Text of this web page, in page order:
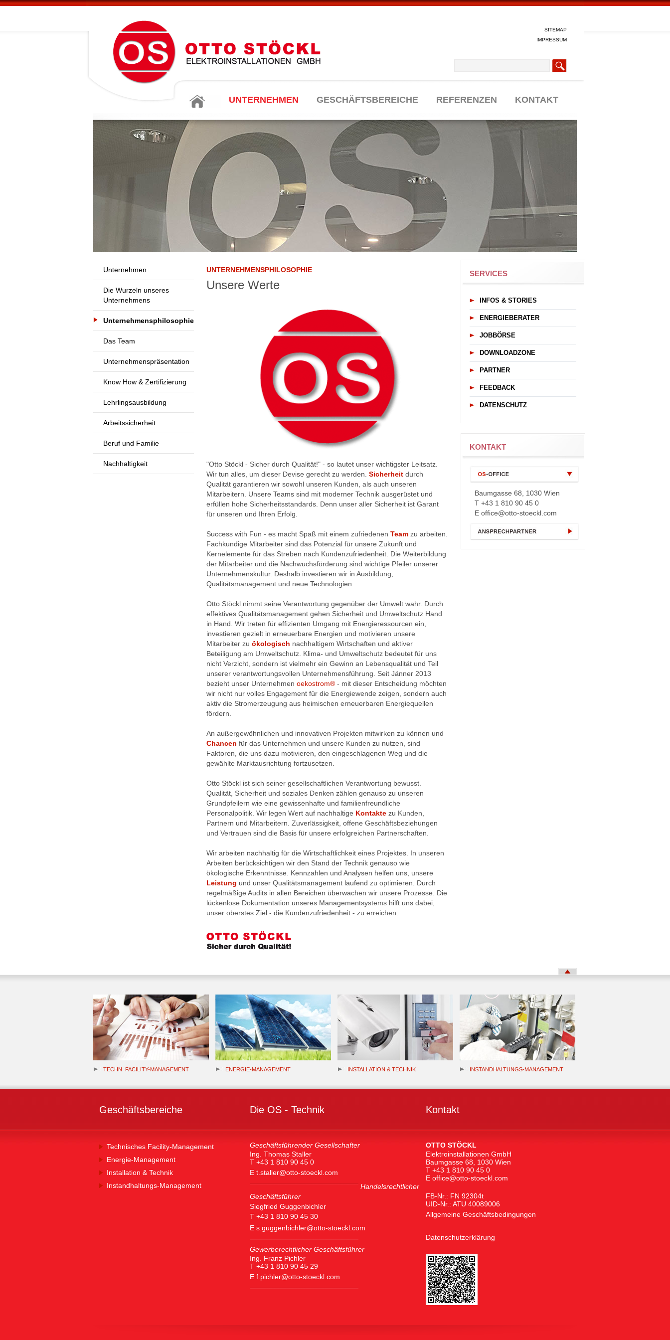
SITEMAP
IMPRESSUM
UNTERNEHMEN GESCHÄFTSBEREICHE REFERENZEN KONTAKT
Unternehmen
Die Wurzeln unseres
Unternehmens
Unternehmensphilosophie
Das Team
Unternehmenspräsentation
Know How & Zertifizierung
Lehrlingsausbildung
Arbeitssicherheit
Beruf und Familie
Nachhaltigkeit
UNTERNEHMENSPHILOSOPHIE
Unsere Werte
"Otto Stöckl - Sicher durch Qualität!" - so lautet unser wichtigster Leitsatz.
Wir tun alles, um dieser Devise gerecht zu werden. Sicherheit durch
Qualität garantieren wir sowohl unseren Kunden, als auch unseren
Mitarbeitern. Unsere Teams sind mit moderner Technik ausgerüstet und
erfüllen hohe Sicherheitsstandards. Denn unser aller Sicherheit ist Garant
für unseren und Ihren Erfolg.
Success with Fun - es macht Spaß mit einem zufriedenen Team zu arbeiten.
Fachkundige Mitarbeiter sind das Potenzial für unsere Zukunft und
Kernelemente für das Streben nach Kundenzufriedenheit. Die Weiterbildung
der Mitarbeiter und die Nachwuchsförderung sind wichtige Pfeiler unserer
Unternehmenskultur. Deshalb investieren wir in Ausbildung,
Qualitätsmanagement und neue Technologien.
Otto Stöckl nimmt seine Verantwortung gegenüber der Umwelt wahr. Durch
effektives Qualitätsmanagement gehen Sicherheit und Umweltschutz Hand
in Hand. Wir treten für effizienten Umgang mit Energieressourcen ein,
investieren gezielt in erneuerbare Energien und motivieren unsere
Mitarbeiter zu ökologisch nachhaltigem Wirtschaften und aktiver
Beteiligung am Umweltschutz. Klima- und Umweltschutz bedeutet für uns
nicht Verzicht, sondern ist vielmehr ein Gewinn an Lebensqualität und Teil
unserer verantwortungsvollen Unternehmensführung. Seit Jänner 2013
bezieht unser Unternehmen oekostrom® - mit dieser Entscheidung möchten
wir nicht nur volles Engagement für die Energiewende zeigen, sondern auch
aktiv die Stromerzeugung aus heimischen erneuerbaren Energiequellen
fördern.
An außergewöhnlichen und innovativen Projekten mitwirken zu können und
Chancen für das Unternehmen und unsere Kunden zu nutzen, sind
Faktoren, die uns dazu motivieren, den eingeschlagenen Weg und die
gewählte Marktausrichtung fortzusetzen.
Otto Stöckl ist sich seiner gesellschaftlichen Verantwortung bewusst.
Qualität, Sicherheit und soziales Denken zählen genauso zu unseren
Grundpfeilern wie eine gewissenhafte und familienfreundliche
Personalpolitik. Wir legen Wert auf nachhaltige Kontakte zu Kunden,
Partnern und Mitarbeitern. Zuverlässigkeit, offene Geschäftsbeziehungen
und Vertrauen sind die Basis für unsere erfolgreichen Partnerschaften.
Wir arbeiten nachhaltig für die Wirtschaftlichkeit eines Projektes. In unseren
Arbeiten berücksichtigen wir den Stand der Technik genauso wie
ökologische Erkenntnisse. Kennzahlen und Analysen helfen uns, unsere
Leistung und unser Qualitätsmanagement laufend zu optimieren. Durch
regelmäßige Audits in allen Bereichen überwachen wir unsere Prozesse. Die
lückenlose Dokumentation unseres Managementsystems hilft uns dabei,
unser oberstes Ziel - die Kundenzufriedenheit - zu erreichen.
SERVICES
INFOS & STORIES
ENERGIEBERATER
JOBBÖRSE
DOWNLOADZONE
PARTNER
FEEDBACK
DATENSCHUTZ
KONTAKT
Baumgasse 68, 1030 Wien
T +43 1 810 90 45 0
E office@otto-stoeckl.com
TECHN. FACILITY-MANAGEMENT ENERGIE-MANAGEMENT INSTALLATION & TECHNIK INSTANDHALTUNGS-MANAGEMENT
Geschäftsbereiche Die OS - Technik Kontakt
Technisches Facility-Management
Energie-Management
Installation & Technik
Instandhaltungs-Management
Geschäftsführender Gesellschafter
Ing. Thomas Staller
T +43 1 810 90 45 0
E t.staller@otto-stoeckl.com
Handelsrechtlicher
Geschäftsführer
Siegfried Guggenbichler
T +43 1 810 90 45 30
E s.guggenbichler@otto-stoeckl.com
Gewerberechtlicher Geschäftsführer
Ing. Franz Pichler
T +43 1 810 90 45 29
E f.pichler@otto-stoeckl.com
OTTO STÖCKL
Elektroinstallationen GmbH
Baumgasse 68, 1030 Wien
T +43 1 810 90 45 0
E office@otto-stoeckl.com
FB-Nr.: FN 92304t
UID-Nr.: ATU 40089006
Allgemeine Geschäftsbedingungen
Datenschutzerklärung